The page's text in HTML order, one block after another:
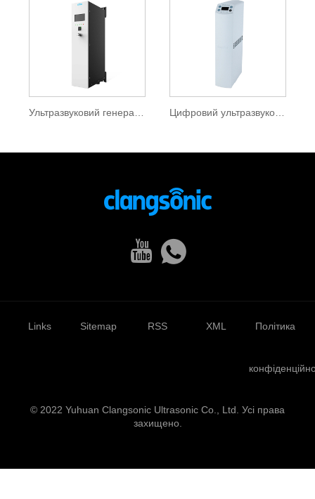
Links Sitemap RSS XML Політика
© 2022 Yuhuan Clangsonic Ultrasonic Co., Ltd. Усі права
захищено.